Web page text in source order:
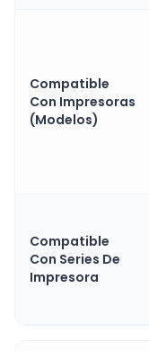
Compatible
Con Impresoras
(Modelos)
Compatible
Con Series De
Impresora